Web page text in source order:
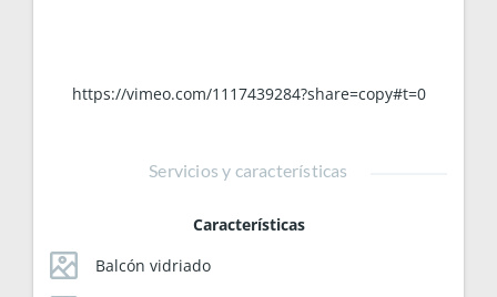
https://vimeo.com/1117439284?share=copy#t=0
Servicios y características
Características
Balcón vidriado